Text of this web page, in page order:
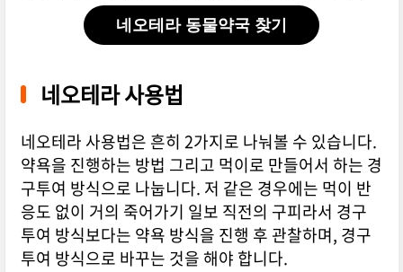
네오테라 동물약국 찾기
네오테라 사용법
네오테라 사용법은 흔히 2가지로 나눠볼 수 있습니다.
약욕을 진행하는 방법 그리고 먹이로 만들어서 하는 경
구투여 방식으로 나눕니다. 저 같은 경우에는 먹이 반
응도 없이 거의 죽어가기 일보 직전의 구피라서 경구
투여 방식보다는 약욕 방식을 진행 후 관찰하며, 경구
투여 방식으로 바꾸는 것을 해야 합니다.